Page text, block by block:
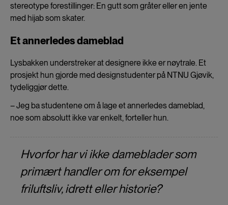
stereotype forestillinger: En gutt som gråter eller en jente
med hijab som skater.
Et annerledes dameblad
Lysbakken understreker at designere ikke er nøytrale. Et
prosjekt hun gjorde med designstudenter på NTNU Gjøvik,
tydeliggjør dette.
– Jeg ba studentene om å lage et annerledes dameblad,
noe som absolutt ikke var enkelt, forteller hun.
Hvorfor har vi ikke dameblader som
primært handler om for eksempel
friluftsliv, idrett eller historie?